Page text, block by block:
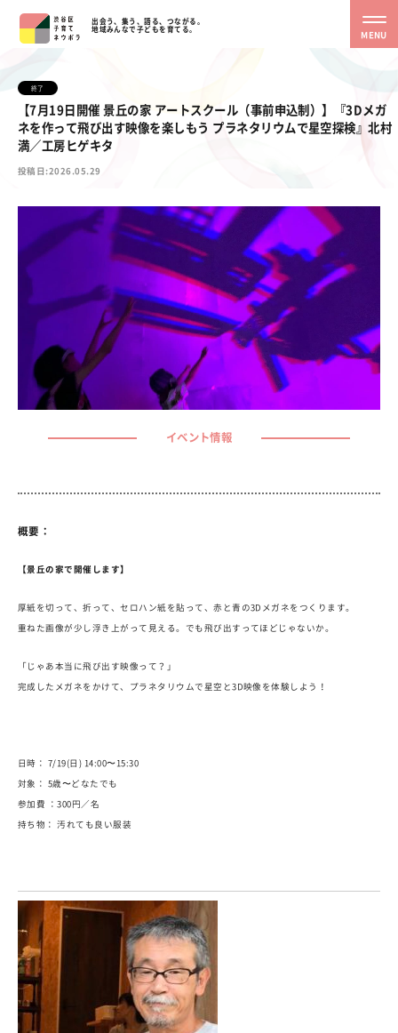
出会う、集う、語る、つながる。
地域みんなで子どもを育てる。
MENU
終了
【7月19日開催 景丘の家 アートスクール（事前申込制）】『3Dメガ
ネを作って飛び出す映像を楽しもう プラネタリウムで星空探検』北村
満／工房ヒゲキタ
投稿日:2026.05.29
イベント情報
概要：
【景丘の家で開催します】
厚紙を切って、折って、セロハン紙を貼って、赤と青の3Dメガネをつくります。
重ねた画像が少し浮き上がって見える。でも飛び出すってほどじゃないか。
「じゃあ本当に飛び出す映像って？」
完成したメガネをかけて、プラネタリウムで星空と3D映像を体験しよう！
日時： 7/19(日) 14:00〜15:30
対象： 5歳〜どなたでも
参加費 ：300円／名
持ち物： 汚れても良い服装